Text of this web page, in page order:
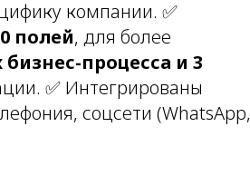
компании. ✅
полей, для более
процесса и 3
✅ Интегрированы
соцсети (WhatsApp,